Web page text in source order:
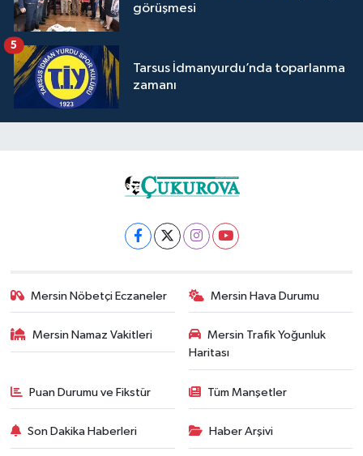
görüşmesi
Tarsus İdmanyurdu’nda toparlanma
zamanı
5
Mersin Nöbetçi Eczaneler Mersin Hava Durumu
Mersin Namaz Vakitleri
Mersin Trafik Yoğunluk
Haritası
Puan Durumu ve Fikstür Tüm Manşetler
Son Dakika Haberleri Haber Arşivi